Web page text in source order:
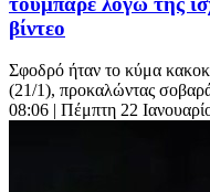
βίντεο
Σφοδρό ήταν το κύμα
(21/1), προκαλώντας
08:06 | Πέμπτη 22